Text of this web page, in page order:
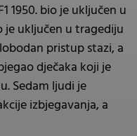
1950. bio je uključen u
je uključen u tragediju
pristup stazi, a
dječaka koji je
Sedam ljudi je
izbjegavanja, a